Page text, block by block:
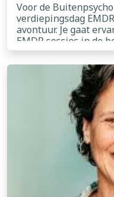
Voor de
verdiepingsdag
avontuur. Je gaat
EMDR sessies in de
buiten kan. Dit
en vertrouwd in het
natuur. Binnen mijn
met cliënten in de
de wind en de
indruk maken tijdens
ik mijn steentje bij
gebruik te maken
systeemtherapeut,
en EMDR practitioner.